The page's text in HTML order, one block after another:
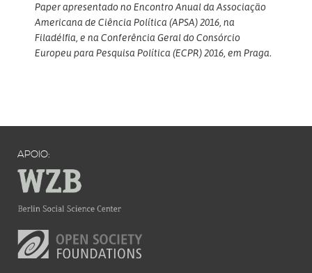
Paper apresentado no Encontro Anual da Associação
Americana de Ciência Política (APSA) 2016, na
Filadélfia, e na Conferência Geral do Consórcio
Europeu para Pesquisa Política (ECPR) 2016, em Praga.
APOIO: